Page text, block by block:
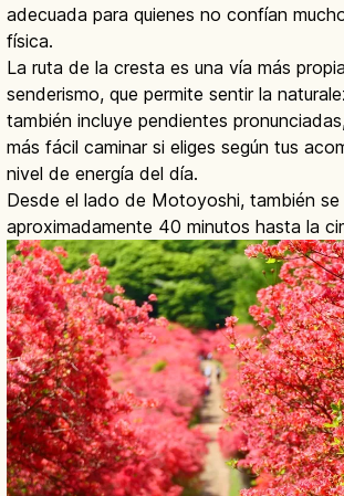
adecuada para quienes no confían
física.
La ruta de la cresta es una vía más
senderismo, que permite sentir la
también incluye pendientes
más fácil caminar si eliges según tus
nivel de energía del día.
Desde el lado de Motoyoshi, también se
aproximadamente 40 minutos hasta la